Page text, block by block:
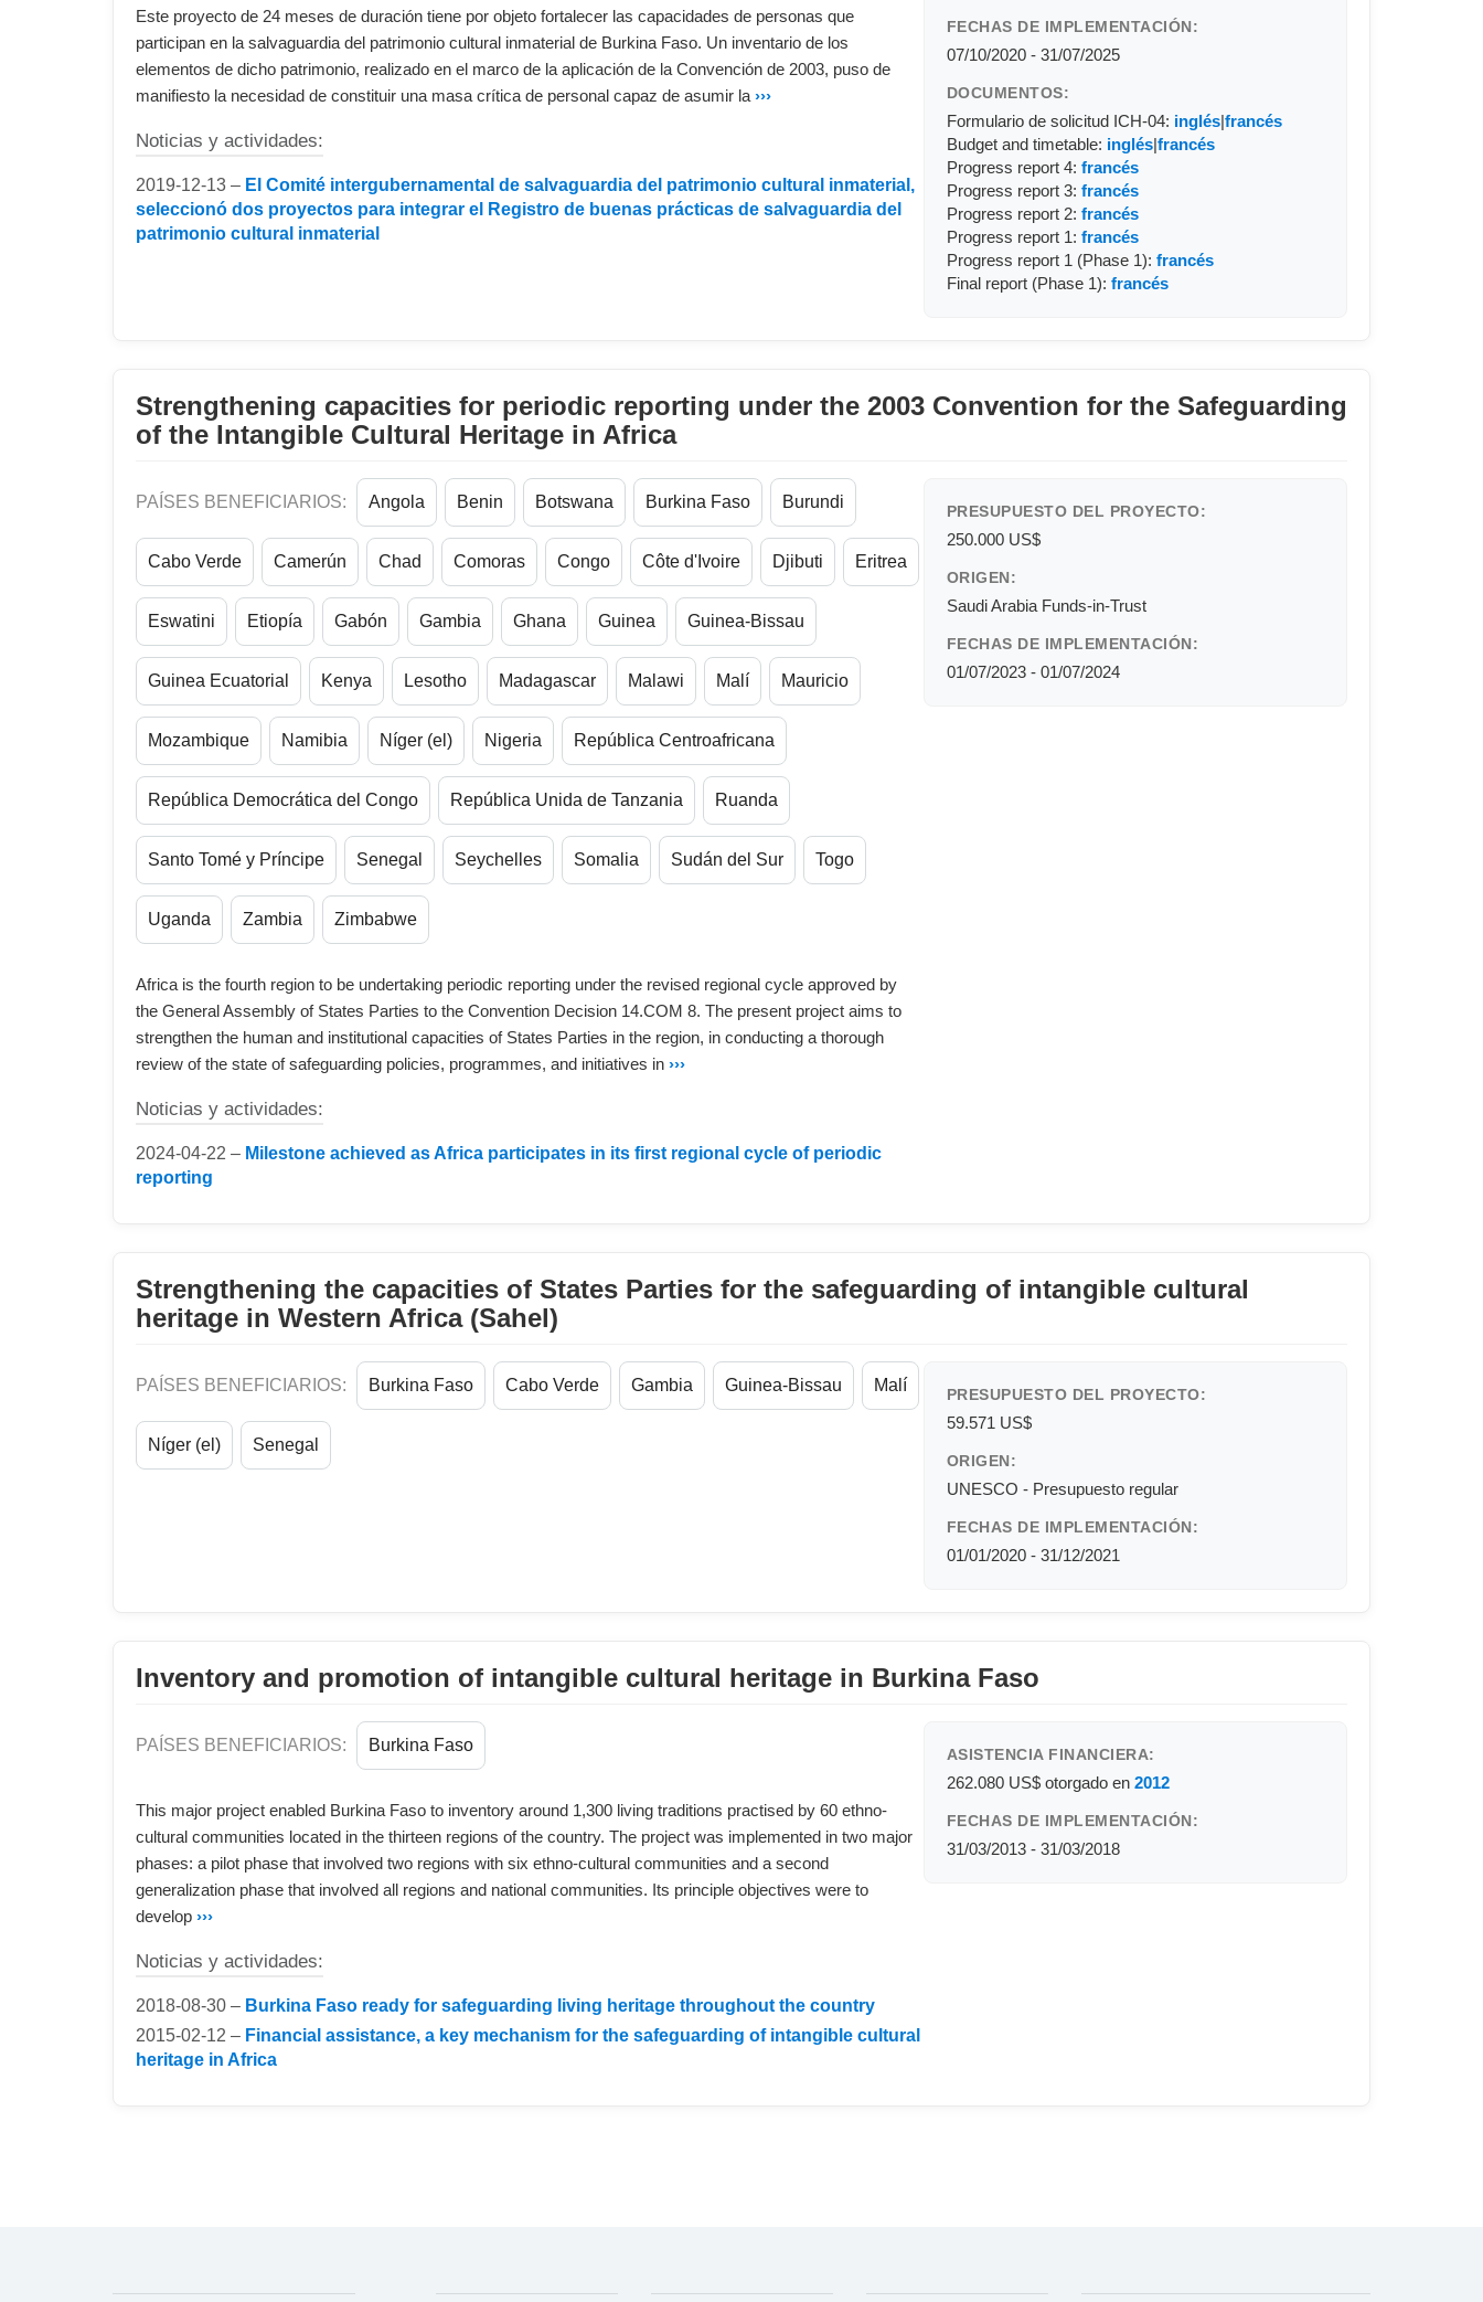
Este proyecto de 24 meses de duración tiene por objeto fortalecer las capacidades de personas que
participan en la salvaguardia del patrimonio cultural inmaterial de Burkina Faso. Un inventario de los
elementos de dicho patrimonio, realizado en el marco de la aplicación de la Convención de 2003, puso de
manifiesto la necesidad de constituir una masa crítica de personal capaz de asumir la ›››
Noticias y actividades:
2019-12-13 – El Comité intergubernamental de salvaguardia del patrimonio cultural inmaterial,
seleccionó dos proyectos para integrar el Registro de buenas prácticas de salvaguardia del
patrimonio cultural inmaterial
FECHAS DE IMPLEMENTACIÓN:
07/10/2020 - 31/07/2025
DOCUMENTOS:
Formulario de solicitud ICH-04: inglés|francés
Budget and timetable: inglés|francés
Progress report 4: francés
Progress report 3: francés
Progress report 2: francés
Progress report 1: francés
Progress report 1 (Phase 1): francés
Final report (Phase 1): francés
Strengthening capacities for periodic reporting under the 2003 Convention for the Safeguarding
of the Intangible Cultural Heritage in Africa
PAÍSES BENEFICIARIOS: Angola Benin Botswana Burkina Faso Burundi
Cabo Verde Camerún Chad Comoras Congo Côte d'Ivoire Djibuti Eritrea
Eswatini Etiopía Gabón Gambia Ghana Guinea Guinea-Bissau
Guinea Ecuatorial Kenya Lesotho Madagascar Malawi Malí Mauricio
Mozambique Namibia Níger (el) Nigeria República Centroafricana
República Democrática del Congo República Unida de Tanzania Ruanda
Santo Tomé y Príncipe Senegal Seychelles Somalia Sudán del Sur Togo
Uganda Zambia Zimbabwe
Africa is the fourth region to be undertaking periodic reporting under the revised regional cycle approved by
the General Assembly of States Parties to the Convention Decision 14.COM 8. The present project aims to
strengthen the human and institutional capacities of States Parties in the region, in conducting a thorough
review of the state of safeguarding policies, programmes, and initiatives in ›››
Noticias y actividades:
2024-04-22 – Milestone achieved as Africa participates in its first regional cycle of periodic
reporting
PRESUPUESTO DEL PROYECTO:
250.000 US$
ORIGEN:
Saudi Arabia Funds-in-Trust
FECHAS DE IMPLEMENTACIÓN:
01/07/2023 - 01/07/2024
Strengthening the capacities of States Parties for the safeguarding of intangible cultural
heritage in Western Africa (Sahel)
PAÍSES BENEFICIARIOS: Burkina Faso Cabo Verde Gambia Guinea-Bissau Malí
Níger (el) Senegal
PRESUPUESTO DEL PROYECTO:
59.571 US$
ORIGEN:
UNESCO - Presupuesto regular
FECHAS DE IMPLEMENTACIÓN:
01/01/2020 - 31/12/2021
Inventory and promotion of intangible cultural heritage in Burkina Faso
PAÍSES BENEFICIARIOS: Burkina Faso
This major project enabled Burkina Faso to inventory around 1,300 living traditions practised by 60 ethno-
cultural communities located in the thirteen regions of the country. The project was implemented in two major
phases: a pilot phase that involved two regions with six ethno-cultural communities and a second
generalization phase that involved all regions and national communities. Its principle objectives were to
develop ›››
Noticias y actividades:
2018-08-30 – Burkina Faso ready for safeguarding living heritage throughout the country
2015-02-12 – Financial assistance, a key mechanism for the safeguarding of intangible cultural
heritage in Africa
ASISTENCIA FINANCIERA:
262.080 US$ otorgado en 2012
FECHAS DE IMPLEMENTACIÓN:
31/03/2013 - 31/03/2018